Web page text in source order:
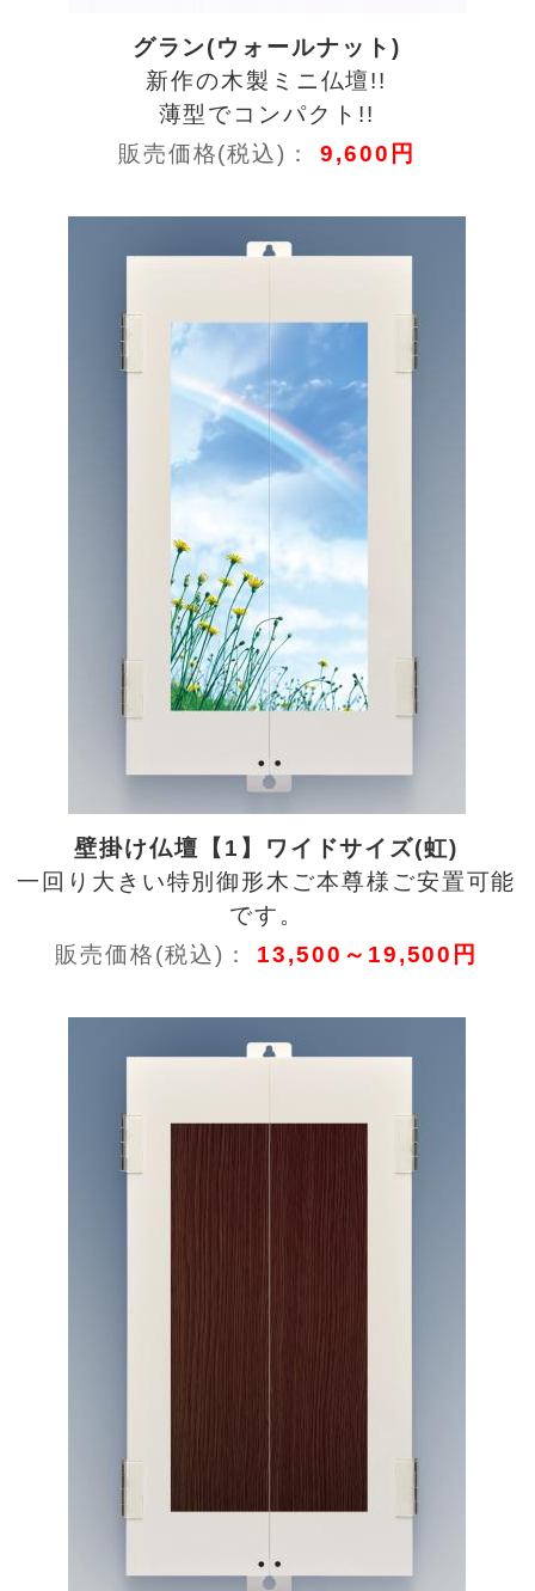
グラン(ウォールナット)
新作の木製ミニ仏壇!!
薄型でコンパクト!!
販売価格(税込)：9,600円
壁掛け仏壇【1】ワイドサイズ(虹)
一回り大きい特別御形木ご本尊様ご安置可能
です。
販売価格(税込)： 13,500～19,500円